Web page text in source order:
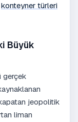
konteyner türleri
Büyük
gerçek
jeopolitik
liman